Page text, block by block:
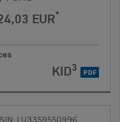
EUR*
KID3 PDF